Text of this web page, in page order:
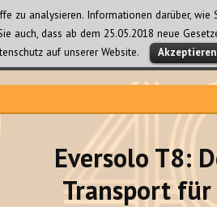
Eversolo T8:
Transport
analysieren. Informationen darüber,
auch, dass ab dem 25.05.2018 neue
auf unserer Website.
Akzeptieren